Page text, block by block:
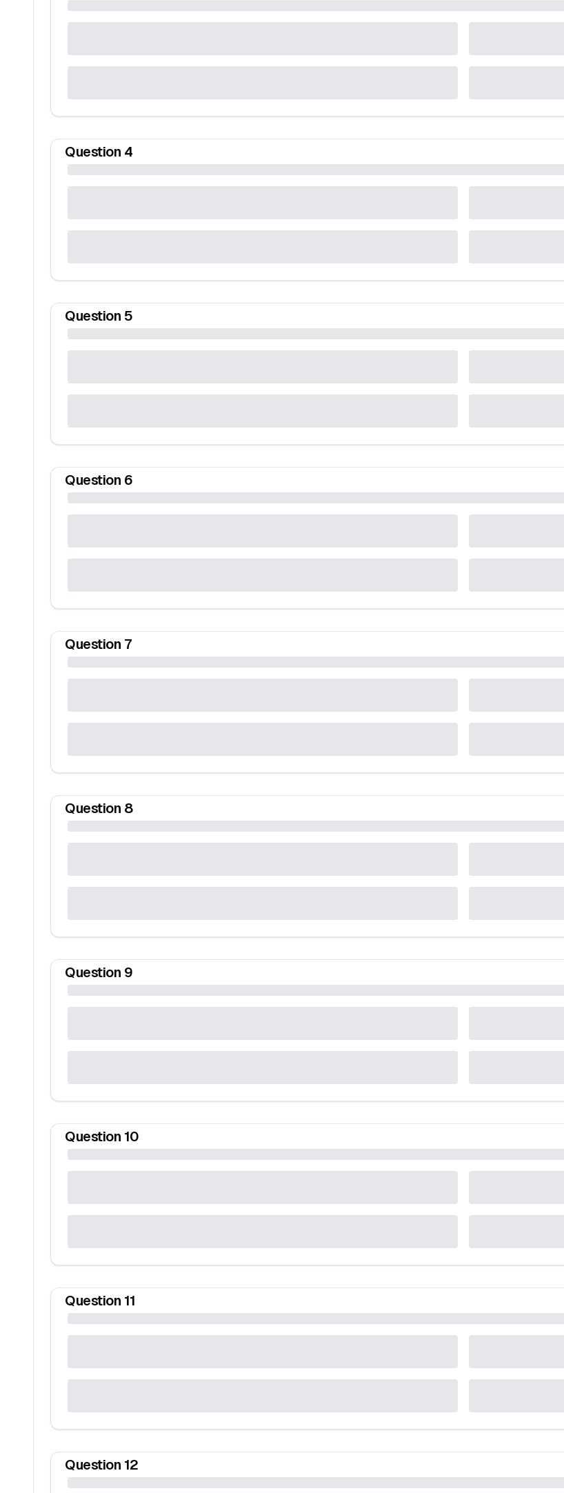
Question 4
Question 5
Question 6
Question 7
Question 8
Question 9
Question 10
Question 11
Question 12